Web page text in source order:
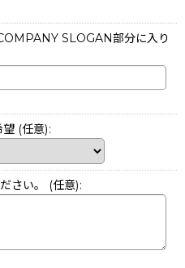
SLOGAN部分に入り
望 (任意):
さい。 (任意):